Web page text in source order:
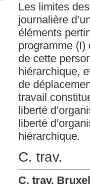
Les limites
journalière
éléments
programme (I)
de cette
hiérarchique,
de
travail
liberté
liberté
hiérarchique.
C. trav.
C. trav.